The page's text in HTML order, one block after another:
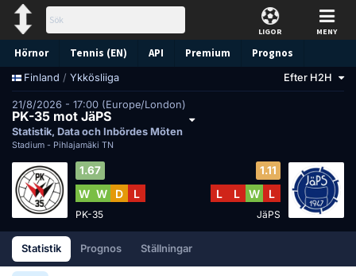
LIGOR MENY
Hörnor Tennis (EN) API Premium Prognos
Finland / Ykkösliiga Efter H2H
21/8/2026 - 17:00 (Europe/London)
PK-35 mot JäPS
Statistik, Data och Inbördes Möten
Stadium - Pihlajamäki TN
1.67
W W D L
PK-35
1.11
L L W L
JäPS
Statistik Prognos Ställningar